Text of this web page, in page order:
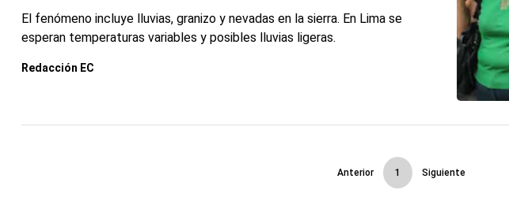
El fenómeno incluye lluvias, granizo y nevadas en la sierra. En Lima se
esperan temperaturas variables y posibles lluvias ligeras.
Redacción EC
Anterior 1 Siguiente